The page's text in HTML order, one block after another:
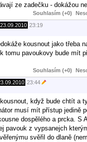
ze zadečku - dokážou
Souhlasím (+0)
23.09.2010 23:19
kousnout jako třeba
tomu pavoukovy bude mít
Souhlasím (+0)
23:44
když bude chtít a
musí mít přístup jedině
dospělého a prcka. S
pavouk z vypsanejch
svěřil do dlaně